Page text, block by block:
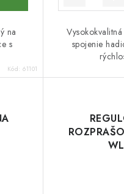
na
s
Kód: 61101
spojenie